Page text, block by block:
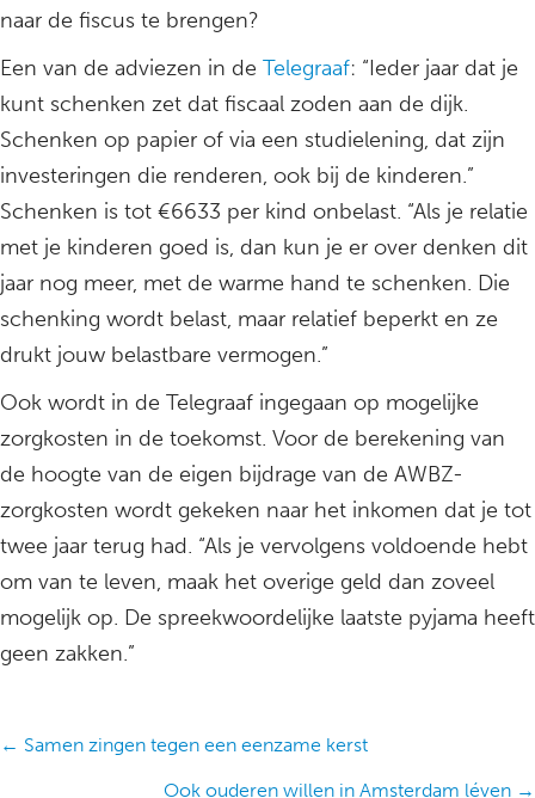
naar de fiscus te brengen?
Een van de adviezen in de Telegraaf: “Ieder jaar dat je
kunt schenken zet dat fiscaal zoden aan de dijk.
Schenken op papier of via een studielening, dat zijn
investeringen die renderen, ook bij de kinderen.”
Schenken is tot €6633 per kind onbelast. “Als je relatie
met je kinderen goed is, dan kun je er over denken dit
jaar nog meer, met de warme hand te schenken. Die
schenking wordt belast, maar relatief beperkt en ze
drukt jouw belastbare vermogen.”
Ook wordt in de Telegraaf ingegaan op mogelijke
zorgkosten in de toekomst. Voor de berekening van
de hoogte van de eigen bijdrage van de AWBZ-
zorgkosten wordt gekeken naar het inkomen dat je tot
twee jaar terug had. “Als je vervolgens voldoende hebt
om van te leven, maak het overige geld dan zoveel
mogelijk op. De spreekwoordelijke laatste pyjama heeft
geen zakken.”
Posts
← Samen zingen tegen een eenzame kerst
Ook ouderen willen in Amsterdam léven →